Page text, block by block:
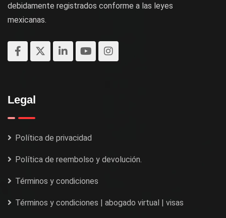
debidamente registrados conforme a las leyes
mexicanas.
Legal
Política de privacidad
Política de reembolso y devolución.
Términos y condiciones
Términos y condiciones | abogado virtual | visas